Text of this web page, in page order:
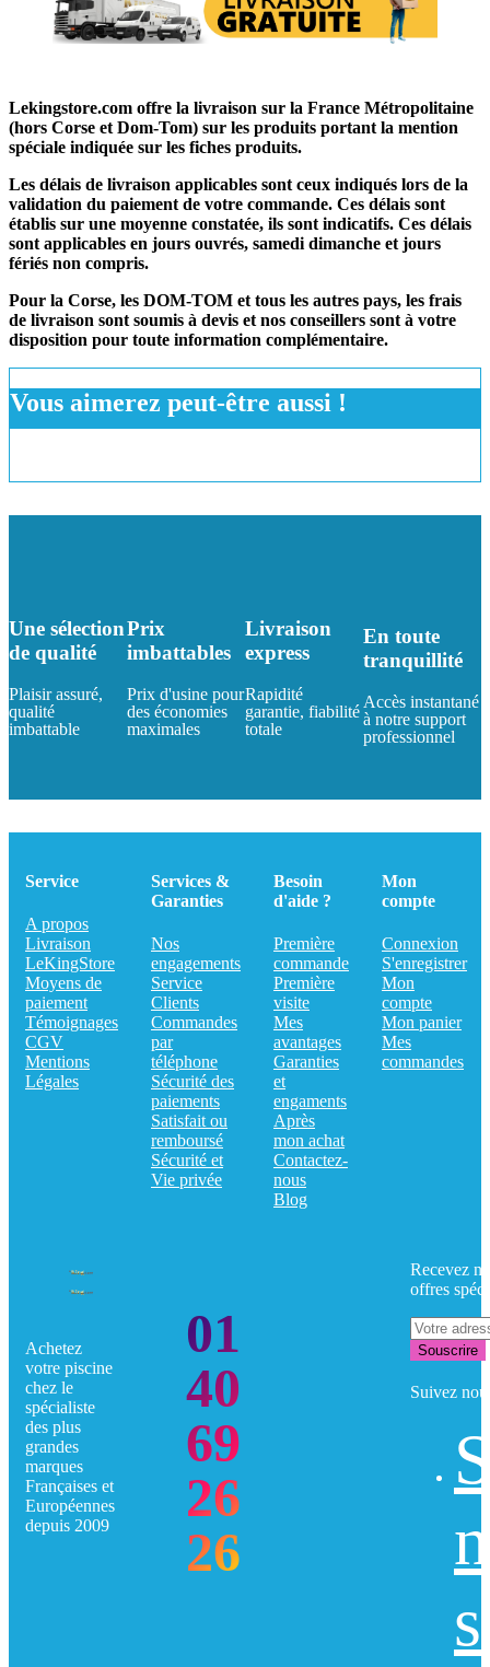
Lekingstore.com offre la livraison sur la France Métropolitaine
(hors Corse et Dom-Tom) sur les produits portant la mention
spéciale indiquée sur les fiches produits.
Les délais de livraison applicables sont ceux indiqués lors de la
validation du paiement de votre commande. Ces délais sont
établis sur une moyenne constatée, ils sont indicatifs. Ces délais
sont applicables en jours ouvrés, samedi dimanche et jours
fériés non compris.
Pour la Corse, les DOM-TOM et tous les autres pays, les frais
de livraison sont soumis à devis et nos conseillers sont à votre
disposition pour toute information complémentaire.
Vous aimerez peut-être aussi !
Une sélection
de qualité
Plaisir assuré,
qualité
imbattable
Prix
imbattables
Prix d'usine pour
des économies
maximales
Livraison
express
Rapidité
garantie, fiabilité
totale
En toute
tranquillité
Accès instantané
à notre support
professionnel
Service
A propos
Livraison
LeKingStore
Moyens de
paiement
Témoignages
CGV
Mentions
Légales
Services &
Garanties
Nos
engagements
Service
Clients
Commandes
par
téléphone
Sécurité des
paiements
Satisfait ou
remboursé
Sécurité et
Vie privée
Besoin
d'aide ?
Première
commande
Première
visite
Mes
avantages
Garanties
et
engaments
Après
mon achat
Contactez-
nous
Blog
Mon
compte
Connexion
S'enregistrer
Mon
compte
Mon panier
Mes
commandes
Achetez
votre piscine
chez le
spécialiste
des plus
grandes
marques
Françaises et
Européennes
depuis 2009
01
40
69
26
26
Recevez
offres
Souscrire
Suivez